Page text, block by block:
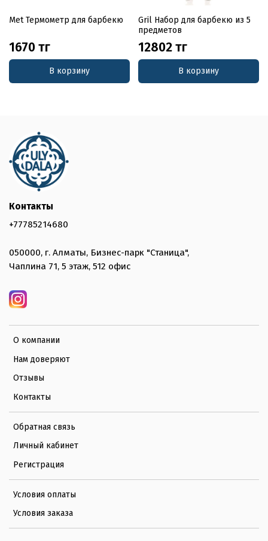
Met Термометр для барбекю
1670 тг
В корзину
Gril Набор для барбекю из 5
предметов
12802 тг
В корзину
О компании
Нам доверяют
Отзывы
Контакты
Обратная связь
Личный кабинет
Регистрация
Условия оплаты
Условия заказа
Контакты
+77785214680
050000, г. Алматы, Бизнес-парк "Станица",
Чаплина 71, 5 этаж, 512 офис